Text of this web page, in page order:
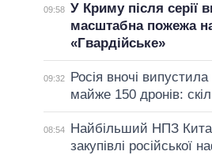
09:58 У Криму після серії
масштабна пожежа
«Гвардійське»
09:32
Росія вночі випустила
майже 150 дронів:
08:54
Найбільший НПЗ
закупівлі російської